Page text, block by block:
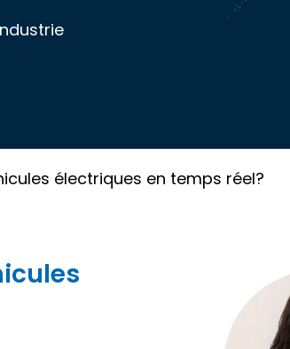
électriques en temps réel?